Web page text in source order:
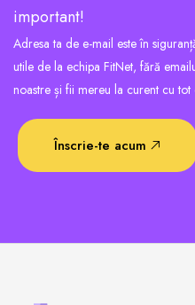
important!
Adresa ta de e-mail este în
utile de la echipa FitNet, fără
noastre și fii mereu la curent cu tot
Înscrie-te acum